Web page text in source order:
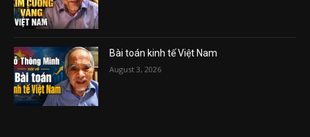
Bài toán kinh tế Việt Nam
August 3, 2026